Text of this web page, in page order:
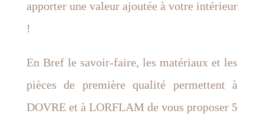
apporter une valeur ajoutée à votre intérieur
!
En Bref le savoir-faire, les matériaux et les
pièces de première qualité permettent à
DOVRE et à LORFLAM de vous proposer 5